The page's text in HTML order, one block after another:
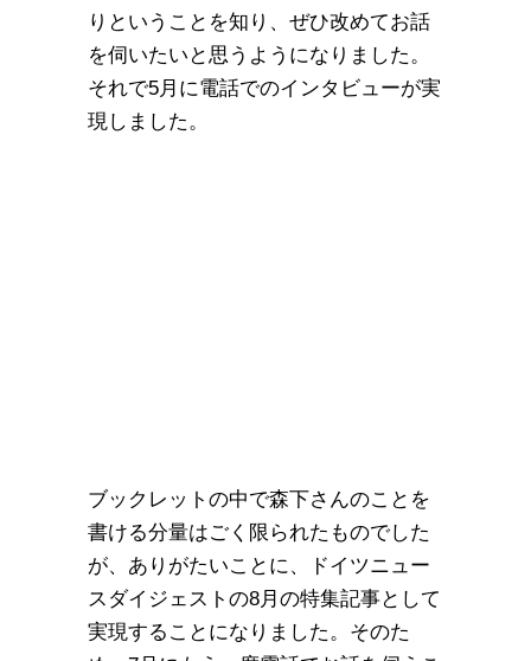
りということを知り、ぜひ改めてお話
を伺いたいと思うようになりました。
それで5月に電話でのインタビューが実
現しました。
ブックレットの中で森下さんのことを
書ける分量はごく限られたものでした
が、ありがたいことに、ドイツニュー
スダイジェストの8月の特集記事として
実現することになりました。そのた